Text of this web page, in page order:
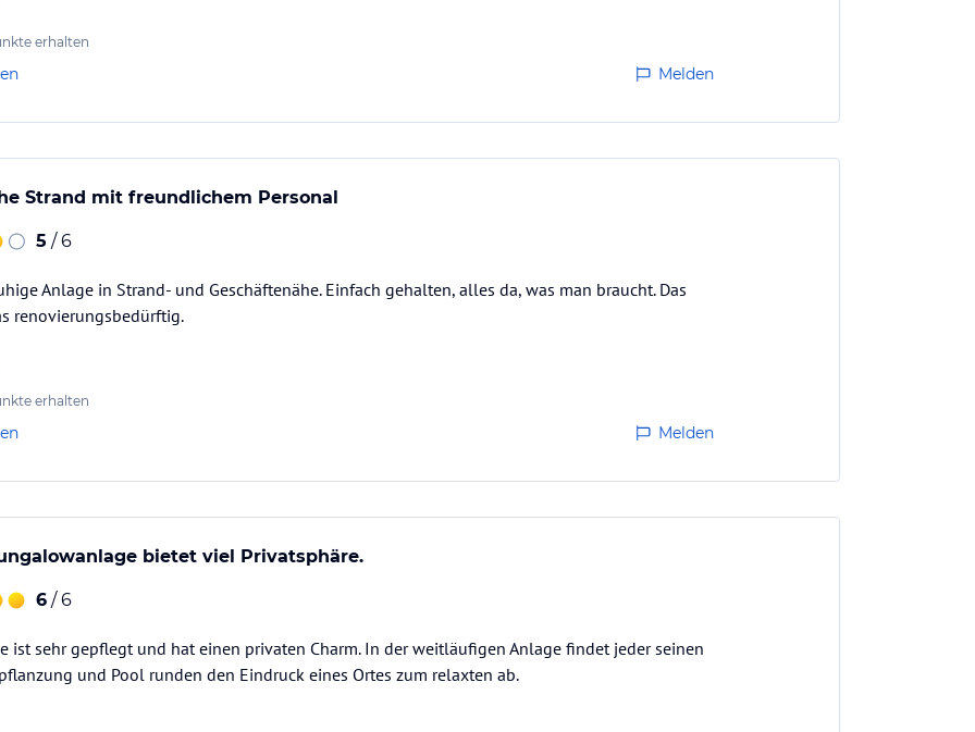
erhalten
Melden
Strand mit freundlichem Personal
5 / 6
Anlage in Strand- und Geschäftenähe. Einfach gehalten, alles da, was man braucht. Das
renovierungsbedürftig.
erhalten
Melden
bietet viel Privatsphäre.
6 / 6
ist sehr gepflegt und hat einen privaten Charm. In der weitläufigen Anlage findet jeder seinen
und Pool runden den Eindruck eines Ortes zum relaxten ab.